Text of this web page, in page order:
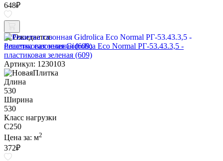
648₽
Ожидается
Решетка газонная Gidrolica Eco Normal РГ-53.43.3,5 -
пластиковая зеленая (609)
Артикул: 1230103
Длина
530
Ширина
530
Класс нагрузки
C250
Цена за: м2
372₽